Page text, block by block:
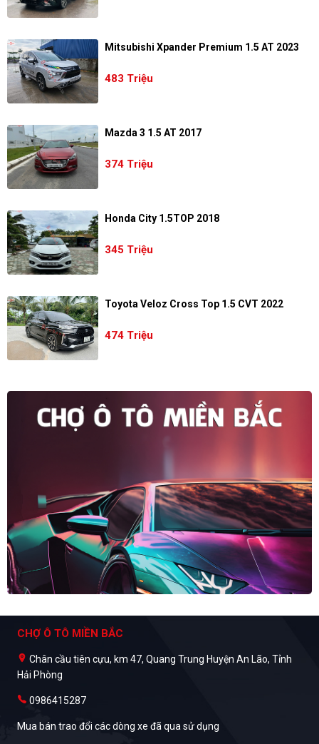
Mitsubishi Xpander Premium 1.5 AT 2023
483 Triệu
Mazda 3 1.5 AT 2017
374 Triệu
Honda City 1.5TOP 2018
345 Triệu
Toyota Veloz Cross Top 1.5 CVT 2022
474 Triệu
CHỢ Ô TÔ MIỀN BẮC
Chân cầu tiên cựu, km 47, Quang Trung Huyện An Lão, Tỉnh
Hải Phòng
0986415287
Mua bán trao đổi các dòng xe đã qua sử dụng